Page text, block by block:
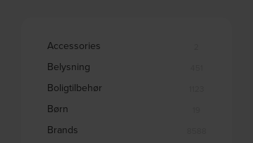
Accessories
Belysning
Boligtilbehør
Børn
Brands